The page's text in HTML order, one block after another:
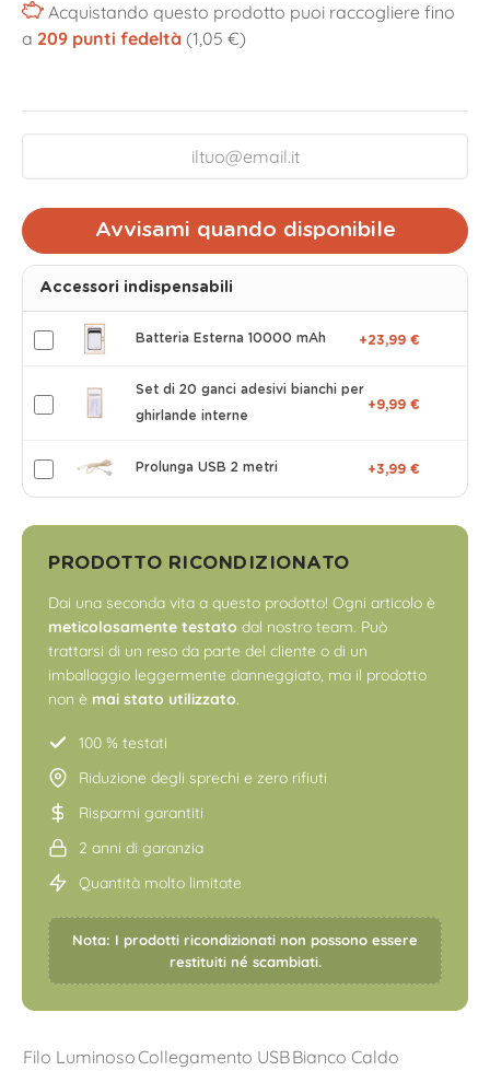
Acquistando questo prodotto puoi raccogliere fino
a 209 punti fedeltà (1,05 €)
Avvisami quando disponibile
Accessori indispensabili
Batteria Esterna 10000 mAh +23,99 €
Set di 20 ganci adesivi bianchi per
ghirlande interne
+9,99 €
Prolunga USB 2 metri +3,99 €
PRODOTTO RICONDIZIONATO
Dai una seconda vita a questo prodotto! Ogni articolo è
meticolosamente testato dal nostro team. Può
trattarsi di un reso da parte del cliente o di un
imballaggio leggermente danneggiato, ma il prodotto
non è mai stato utilizzato.
100 % testati
Riduzione degli sprechi e zero rifiuti
Risparmi garantiti
2 anni di garanzia
Quantità molto limitate
Nota: I prodotti ricondizionati non possono essere
restituiti né scambiati.
Filo LuminosoCollegamento USBBianco Caldo